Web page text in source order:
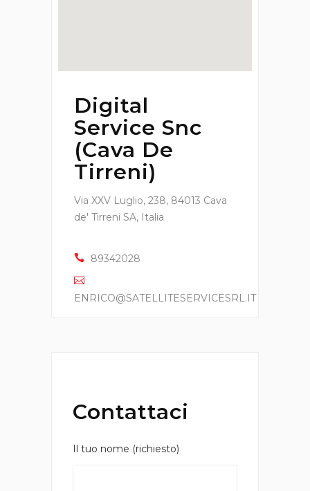
Digital
Service Snc
(Cava De
Tirreni)
Via XXV Luglio, 238, 84013 Cava
de' Tirreni SA, Italia
89342028
ENRICO@SATELLITESERVICESRL.IT
Contattaci
Il tuo nome (richiesto)